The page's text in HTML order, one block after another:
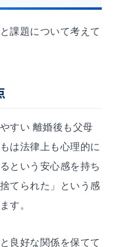
課題について考えて
すい 離婚後も父母
は法律上も心理的に
という安心感を持ち
てられた」という感
す。
良好な関係を保てて